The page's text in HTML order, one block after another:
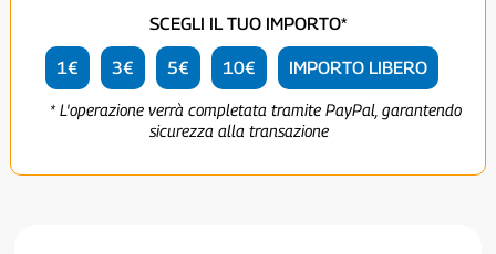
SCEGLI IL TUO IMPORTO*
1€ 3€ 5€ 10€ IMPORTO LIBERO
* L'operazione verrà completata tramite PayPal, garantendo
sicurezza alla transazione